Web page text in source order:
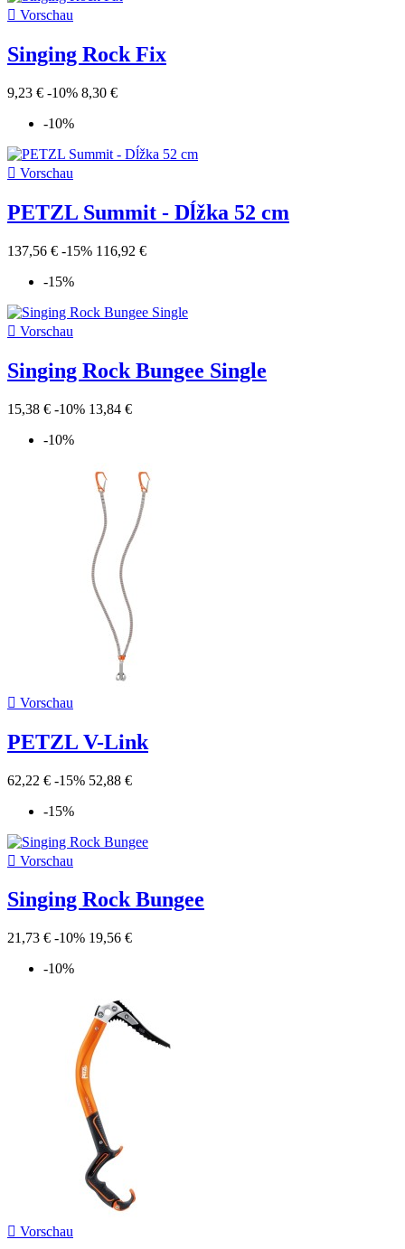
 Vorschau
Singing Rock Fix
9,23 € -10% 8,30 €
-10%
 Vorschau
PETZL Summit - Dĺžka 52 cm
137,56 € -15% 116,92 €
-15%
 Vorschau
Singing Rock Bungee Single
15,38 € -10% 13,84 €
-10%
 Vorschau
PETZL V-Link
62,22 € -15% 52,88 €
-15%
 Vorschau
Singing Rock Bungee
21,73 € -10% 19,56 €
-10%
 Vorschau